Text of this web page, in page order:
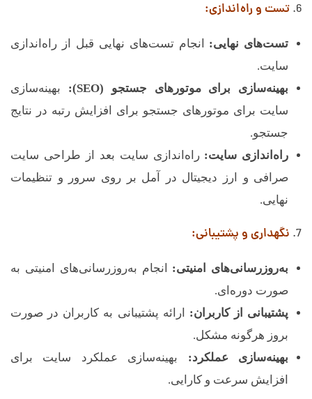
تست و راه‌اندازی:
تست‌های نهایی: انجام تست‌های نهایی قبل از راه‌اندازی
سایت.
بهینه‌سازی برای موتورهای جستجو (SEO):
بهینه‌سازی
سایت برای موتورهای جستجو برای افزایش رتبه در نتایج
جستجو.
راه‌اندازی سایت: راه‌اندازی سایت بعد از طراحی سایت
صرافی و ارز دیجیتال در آمل بر روی سرور و تنظیمات
نهایی.
نگهداری و پشتیبانی:
به‌روزرسانی‌های امنیتی: انجام به‌روزرسانی‌های امنیتی به
صورت دوره‌ای.
پشتیبانی از کاربران: ارائه پشتیبانی به کاربران در صورت
بروز هرگونه مشکل.
بهینه‌سازی عملکرد: بهینه‌سازی عملکرد سایت برای
افزایش سرعت و کارایی.